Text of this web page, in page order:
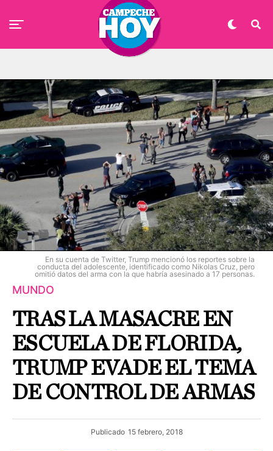
En su cuenta de Twitter, Trump mencionó los reportes sobre la
conducta del adolescente, identificado como Nikolas Cruz, pero
omitió datos del arma con la que habría asesinado a 17 personas.
MUNDO
TRAS LA MASACRE EN
ESCUELA DE FLORIDA,
TRUMP EVADE EL TEMA
DE CONTROL DE ARMAS
Publicado 15 febrero, 2018